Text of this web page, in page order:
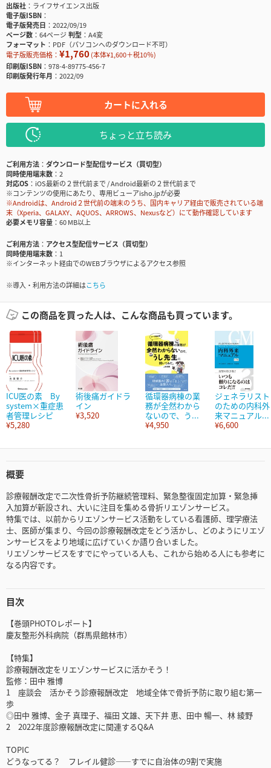
出版社
ライフサイエンス出版
電子版ISBN
電子版発売日
2022/09/19
ページ数
64ページ判型
A4変
フォーマット
PDF（パソコンへのダウンロード不可）
電子版販売価格： ¥1,760(本体¥1,600＋税10％)
印刷版ISBN
978-4-89775-456-7
印刷版発行年月
2022/09
カートに入れる
ちょっと立ち読み
ご利用方法
ダウンロード型配信サービス（買切型）
同時使用端末数
2
対応OS
iOS最新の２世代前まで / Android最新の２世代前まで
※コンテンツの使用にあたり、専用ビューアisho.jpが必要
※Androidは、Android２世代前の端末のうち、国内キャリア経由で販売されている端
末（Xperia、GALAXY、AQUOS、ARROWS、Nexusなど）にて動作確認しています
必要メモリ容量
60 MB以上
ご利用方法
アクセス型配信サービス（買切型）
同時使用端末数
1
※インターネット経由でのWEBブラウザによるアクセス参照
※導入・利用方法の詳細はこちら
この商品を買った人は、こんな商品も買っています。
ICU医の素 By
system×重症患
者管理レシピ
¥5,280
術後痛ガイドラ
イン
¥3,520
循環器病棟の業
務が全然わから
ないので、う...
¥4,950
ジェネラリスト
のための内科外
来マニュアル...
¥6,600
概要
診療報酬改定で二次性骨折予防継続管理料、緊急整復固定加算・緊急挿
入加算が新設され、大いに注目を集める骨折リエゾンサービス。
特集では、以前からリエゾンサービス活動をしている看護師、理学療法
士、医師が集まり、今回の診療報酬改定をどう活かし、どのようにリエゾ
ンサービスをより地域に広げていくか語り合いました。
リエゾンサービスをすでにやっている人も、これから始める人にも参考に
なる内容です。
目次
【巻頭PHOTOレポート】
慶友整形外科病院（群馬県館林市）
【特集】
診療報酬改定をリエゾンサービスに活かそう！
監修：田中 雅博
1 座談会 活かそう診療報酬改定 地域全体で骨折予防に取り組む第一
歩
◎田中 雅博、金子 真理子、福田 文雄、天下井 恵、田中 暢一、林 綾野
2 2022年度診療報酬改定に関連するQ&A
TOPIC
どうなってる？ フレイル健診――すでに自治体の9割で実施